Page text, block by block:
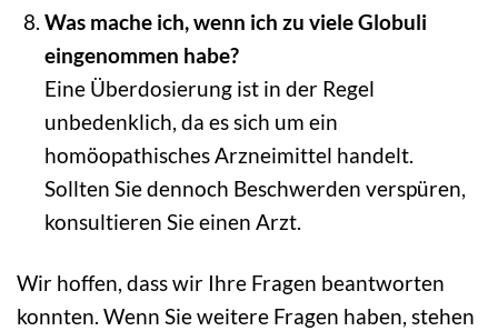
Was mache ich, wenn ich zu viele Globuli
eingenommen habe?
Eine Überdosierung ist in der Regel
unbedenklich, da es sich um ein
homöopathisches Arzneimittel handelt.
Sollten Sie dennoch Beschwerden verspüren,
konsultieren Sie einen Arzt.
Wir hoffen, dass wir Ihre Fragen beantworten
konnten. Wenn Sie weitere Fragen haben, stehen